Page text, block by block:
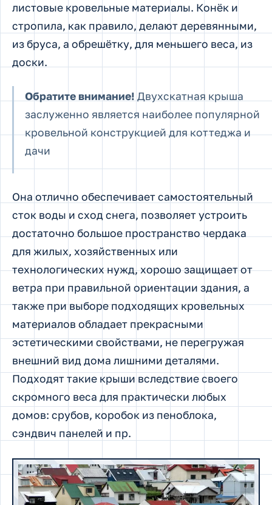
листовые кровельные материалы. Конёк и
стропила, как правило, делают деревянными,
из бруса, а обрешётку, для меньшего веса, из
доски.
Обратите внимание! Двухскатная крыша
заслуженно является наиболее популярной
кровельной конструкцией для коттеджа и
дачи
Она отлично обеспечивает самостоятельный
сток воды и сход снега, позволяет устроить
достаточно большое пространство чердака
для жилых, хозяйственных или
технологических нужд, хорошо защищает от
ветра при правильной ориентации здания, а
также при выборе подходящих кровельных
материалов обладает прекрасными
эстетическими свойствами, не перегружая
внешний вид дома лишними деталями.
Подходят такие крыши вследствие своего
скромного веса для практически любых
домов: срубов, коробок из пеноблока,
сэндвич панелей и пр.